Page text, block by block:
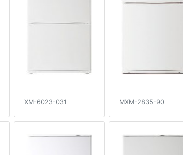
XM-6023-031 MXM-2835-90